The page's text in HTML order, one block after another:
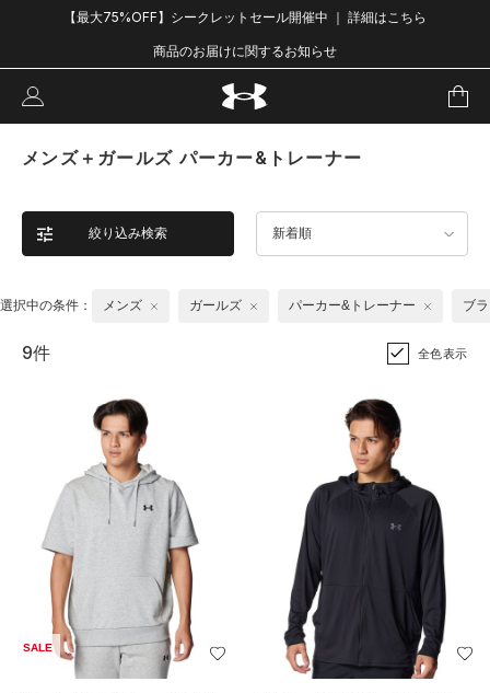
【最大75%OFF】シークレットセール開催中 ｜ 詳細はこちら
商品のお届けに関するお知らせ
メンズ＋ガールズ パーカー&トレーナー
絞り込み検索 新着順
選択中の条件： メンズ ガールズ パーカー&トレーナー ブ
9件 全色表示
SALE